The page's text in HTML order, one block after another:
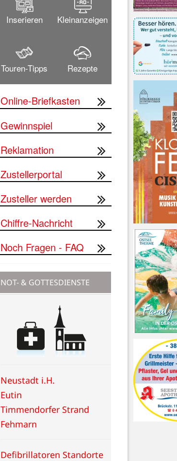
Inserieren Kleinanzeigen
Touren-Tipps Rezepte
Online-Briefkasten
Gewinnspiel
Reklamation
Zustellerportal
Zusteller werden
Chiffre-Nachricht
Noch Fragen - FAQ
NOT- & GOTTESDIENSTE
Neustadt i.H.
Eutin
Timmendorfer Strand
Fehmarn
Defibrillatoren Standorte